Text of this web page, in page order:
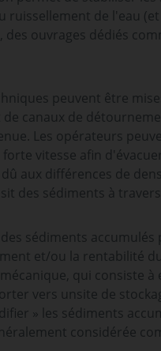
de l'eau
ouvrages dédiés
peuvent être
canaux de
Les opérateurs
vitesse afin
aux différences de
des sédiments à
sédiments accumulés
et/ou la rentabilité
qui consiste à
vers unsite de
» les sédiments
considérée